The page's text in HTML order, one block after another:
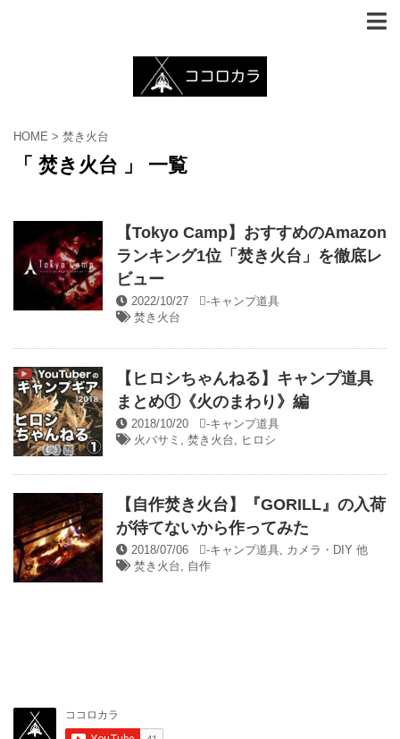
HOME > 焚き火台
「 焚き火台 」 一覧
【Tokyo Camp】おすすめのAmazon
ランキング1位「焚き火台」を徹底レ
ビュー
2022/10/27 -キャンプ道具
焚き火台
【ヒロシちゃんねる】キャンプ道具
まとめ①《火のまわり》編
2018/10/20 -キャンプ道具
火バサミ , 焚き火台, ヒロシ
【自作焚き火台】『GORILL』の入荷
が待てないから作ってみた
2018/07/06 -キャンプ道具, カメラ・DIY 他
焚き火台, 自作